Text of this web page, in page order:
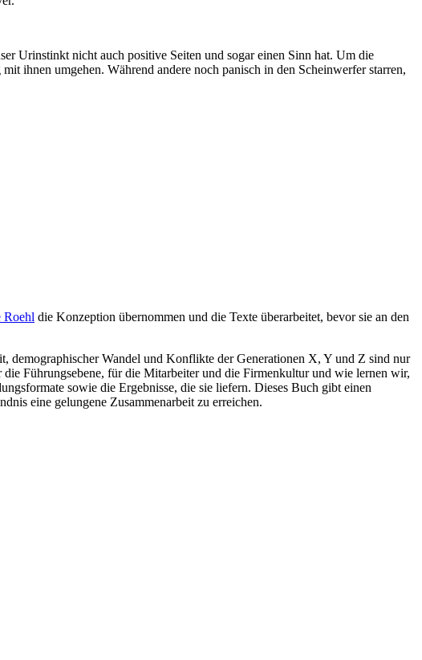
Urinstinkt nicht auch positive Seiten und sogar einen Sinn hat. Um die
ihnen umgehen. Während andere noch panisch in den Scheinwerfer starren,
Roehl die Konzeption übernommen und die Texte überarbeitet, bevor sie an den
demographischer Wandel und Konflikte der Generationen X, Y und Z sind nur
Führungsebene, für die Mitarbeiter und die Firmenkultur und wie lernen wir,
sowie die Ergebnisse, die sie liefern. Dieses Buch gibt einen
eine gelungene Zusammenarbeit zu erreichen.